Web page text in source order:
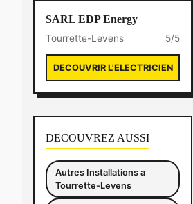
SARL EDP Energy
Tourrette-Levens 5/5
DECOUVRIR L'ELECTRICIEN
DECOUVREZ AUSSI
Autres Installations a
Tourrette-Levens